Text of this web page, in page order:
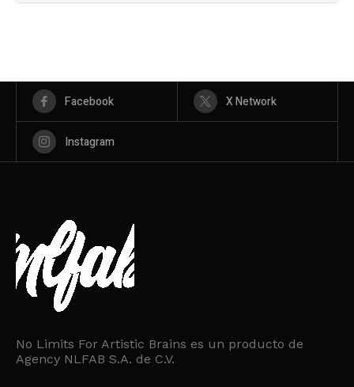
Facebook X Network
Instagram
No Limits For Artistic Brains es un producto de
Agency NLFAB S.A. de C.V.